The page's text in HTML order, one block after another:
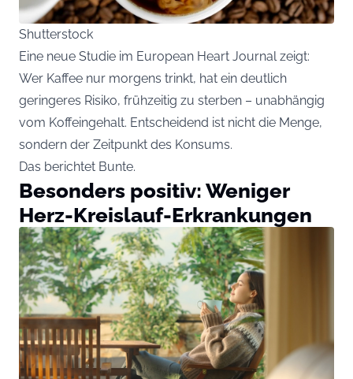
Shutterstock
Eine neue Studie im European Heart Journal zeigt:
Wer Kaffee nur morgens trinkt, hat ein deutlich
geringeres Risiko, frühzeitig zu sterben – unabhängig
vom Koffeingehalt. Entscheidend ist nicht die Menge,
sondern der Zeitpunkt des Konsums.
Das berichtet Bunte.
Besonders positiv: Weniger
Herz-Kreislauf-Erkrankungen